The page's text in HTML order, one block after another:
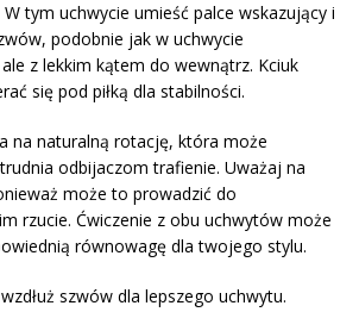
tym uchwycie umieść palce wskazujący i
podobnie jak w uchwycie
z lekkim kątem do wewnątrz. Kciuk
się pod piłką dla stabilności.
na naturalną rotację, która może
odbijaczom trafienie. Uważaj na
może to prowadzić do
rzucie. Ćwiczenie z obu uchwytów może
równowagę dla twojego stylu.
szwów dla lepszego uchwytu.